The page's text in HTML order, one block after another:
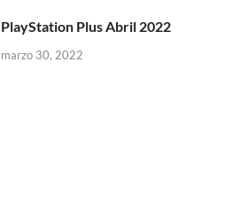
PlayStation Plus Abril 2022
marzo 30, 2022